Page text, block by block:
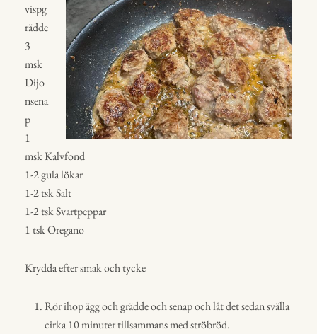
vispg
rädde
3
msk
Dijo
nsena
p
1
msk Kalvfond
1-2 gula lökar
1-2 tsk Salt
1-2 tsk Svartpeppar
1 tsk Oregano
Krydda efter smak och tycke
Rör ihop ägg och grädde och senap och låt det sedan svälla
cirka 10 minuter tillsammans med ströbröd.